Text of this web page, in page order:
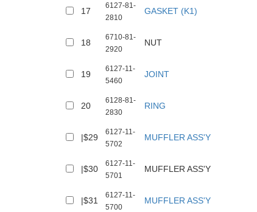
17
6127-81-
2810
GASKET (K1)
18
6710-81-
2920
NUT
19
6127-11-
5460
JOINT
20
6128-81-
2830
RING
|$29
6127-11-
5702
MUFFLER ASS'Y
|$30
6127-11-
5701
MUFFLER ASS'Y
|$31
6127-11-
5700
MUFFLER ASS'Y